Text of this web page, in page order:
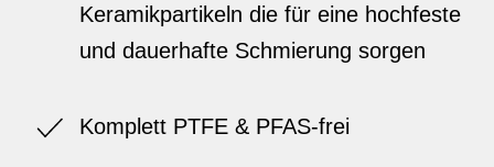
Keramikpartikeln die für eine hochfeste
und dauerhafte Schmierung sorgen
Komplett PTFE & PFAS-frei